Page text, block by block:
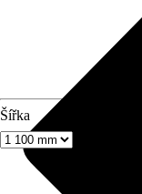
Šířka